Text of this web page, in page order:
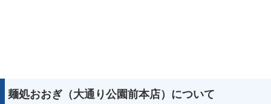
麺処おおぎ（大通り公園前本店）について